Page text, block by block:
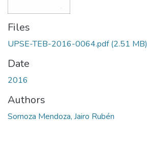
Files
UPSE-TEB-2016-0064.pdf(2.51 MB)
Date
2016
Authors
Sornoza Mendoza, Jairo Rubén